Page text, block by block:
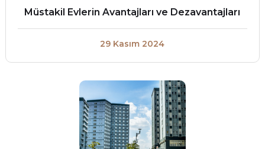
Müstakil Evlerin Avantajları ve Dezavantajları
29 Kasım 2024